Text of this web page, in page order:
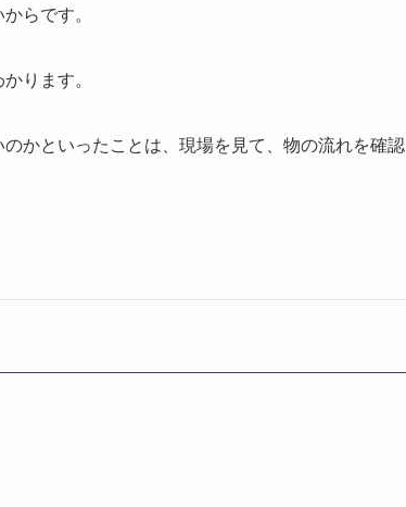
らです。
ります。
かといったことは、現場を見て、物の流れを確認